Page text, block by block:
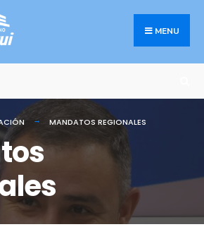
MENU
MANDATOS REGIONALES